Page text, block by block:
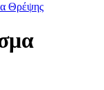
Θρέψης